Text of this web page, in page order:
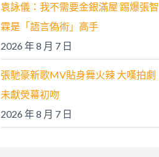
袁詠儀：我不需要金銀滿屋 踢爆張智
霖是「語言偽術」高手
2026 年 8 月 7 日
張馳豪新歌MV貼身舞火辣 大嘆拍劇
未獻熒幕初吻
2026 年 8 月 7 日